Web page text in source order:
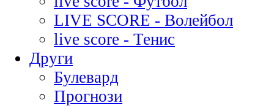
LIVE SCORE - Волейбол
live score - Тенис
Други
Булевард
Прогнози